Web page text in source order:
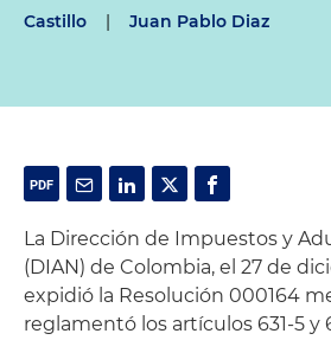
Castillo
| Juan Pablo Diaz
La Dirección de Impuestos y
(DIAN) de Colombia, el 27 de
expidió la Resolución 000164
reglamentó los artículos 631-5 y